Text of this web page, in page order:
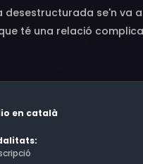
desestructurada se'n va
té una relació
en català